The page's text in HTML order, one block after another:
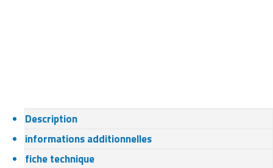
Description
informations additionnelles
fiche technique